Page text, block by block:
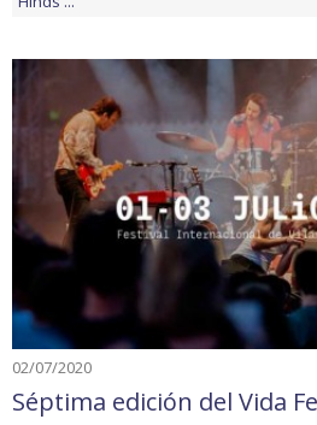
02/07/2020
Séptima edición del Vida